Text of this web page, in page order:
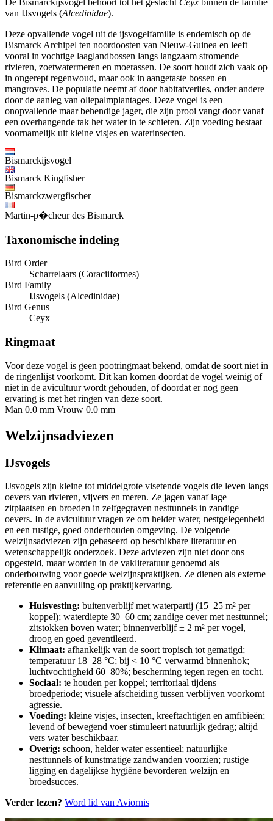
De Bismarckijsvogel behoort tot het geslacht Ceyx binnen de familie
van IJsvogels (Alcedinidae).
Deze opvallende vogel uit de ijsvogelfamilie is endemisch op de
Bismarck Archipel ten noordoosten van Nieuw-Guinea en leeft
vooral in vochtige laaglandbossen langs langzaam stromende
rivieren, zoetwatermeren en moerassen. De soort houdt zich vaak op
in ongerept regenwoud, maar ook in aangetaste bossen en
mangroves. De populatie neemt af door habitatverlies, onder andere
door de aanleg van oliepalmplantages. Deze vogel is een
onopvallende maar behendige jager, die zijn prooi vangt door vanaf
een overhangende tak het water in te schieten. Zijn voeding bestaat
voornamelijk uit kleine visjes en waterinsecten.
Bismarckijsvogel
Bismarck Kingfisher
Bismarckzwergfischer
Martin-p�cheur des Bismarck
Taxonomische indeling
Bird Order
Scharrelaars (Coraciiformes)
Bird Family
IJsvogels (Alcedinidae)
Bird Genus
Ceyx
Ringmaat
Voor deze vogel is geen pootringmaat bekend, omdat de soort niet in
de ringenlijst voorkomt. Dit kan komen doordat de vogel weinig of
niet in de avicultuur wordt gehouden, of doordat er nog geen
ervaring is met het ringen van deze soort.
Man 0.0 mm Vrouw 0.0 mm
Welzijnsadviezen
IJsvogels
IJsvogels zijn kleine tot middelgrote visetende vogels die leven langs
oevers van rivieren, vijvers en meren. Ze jagen vanaf lage
zitplaatsen en broeden in zelfgegraven nesttunnels in zandige
oevers. In de avicultuur vragen ze om helder water, nestgelegenheid
en een rustige, goed onderhouden omgeving. De volgende
welzijnsadviezen zijn gebaseerd op beschikbare literatuur en
wetenschappelijk onderzoek. Deze adviezen zijn niet door ons
opgesteld, maar worden in de vakliteratuur genoemd als
onderbouwing voor goede welzijnspraktijken. Ze dienen als externe
referentie en aanvulling op praktijkervaring.
Huisvesting: buitenverblijf met waterpartij (15–25 m² per
koppel); waterdiepte 30–60 cm; zandige oever met nesttunnel;
zitstokken boven water; binnenverblijf ± 2 m² per vogel,
droog en goed geventileerd.
Klimaat: afhankelijk van de soort tropisch tot gematigd;
temperatuur 18–28 °C; bij < 10 °C verwarmd binnenhok;
luchtvochtigheid 60–80%; bescherming tegen regen en tocht.
Sociaal: te houden per koppel; territoriaal tijdens
broedperiode; visuele afscheiding tussen verblijven voorkomt
agressie.
Voeding: kleine visjes, insecten, kreeftachtigen en amfibieën;
levend of bewegend voer stimuleert natuurlijk gedrag; altijd
vers water beschikbaar.
Overig: schoon, helder water essentieel; natuurlijke
nesttunnels of kunstmatige zandwanden voorzien; rustige
ligging en dagelijkse hygiëne bevorderen welzijn en
broedsucces.
Verder lezen? Word lid van Aviornis